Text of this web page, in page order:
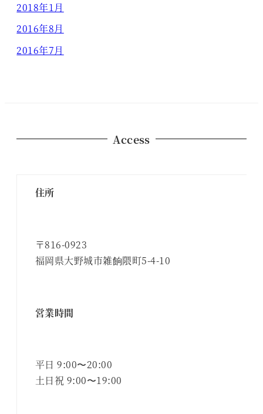
2018年1月
2016年8月
2016年7月
Access
住所
〒816-0923
福岡県大野城市雑餉隈町5-4-10
営業時間
平日 9:00〜20:00
土日祝 9:00〜19:00